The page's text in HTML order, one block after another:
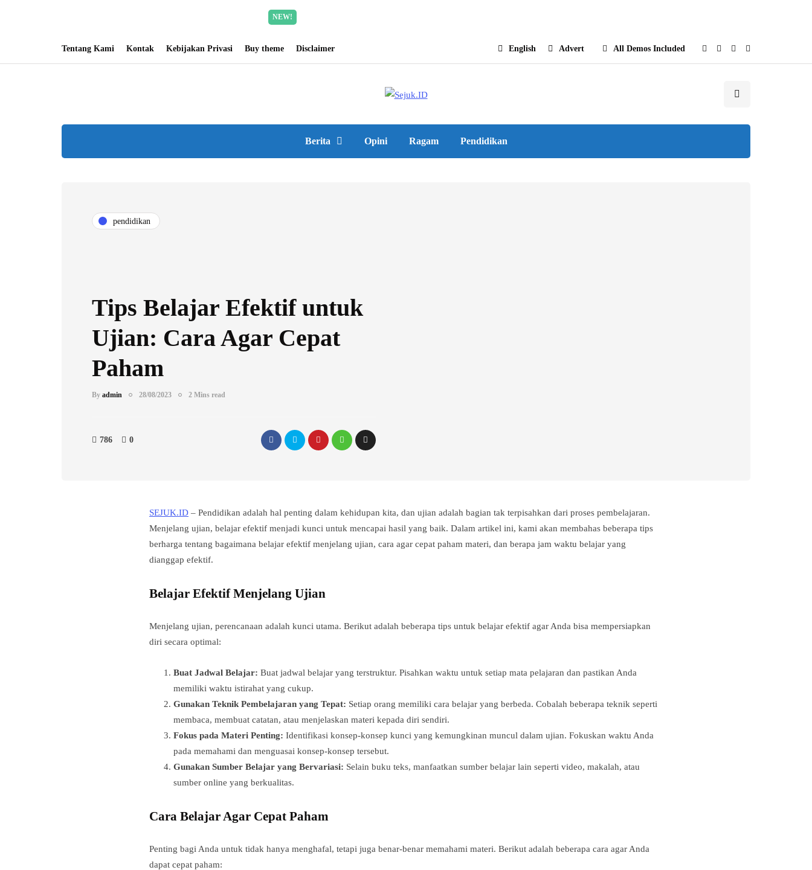
NEW!
Tentang Kami Kontak Kebijakan Privasi Buy theme Disclaimer Advert
English All Demos Included
Berita Opini Ragam Pendidikan
pendidikan
Tips Belajar Efektif untuk
Ujian: Cara Agar Cepat
Paham
By admin 28/08/2023 2 Mins read
786 0
SEJUK.ID – Pendidikan adalah hal penting dalam kehidupan kita, dan ujian adalah bagian tak terpisahkan dari proses pembelajaran.
Menjelang ujian, belajar efektif menjadi kunci untuk mencapai hasil yang baik. Dalam artikel ini, kami akan membahas beberapa tips
berharga tentang bagaimana belajar efektif menjelang ujian, cara agar cepat paham materi, dan berapa jam waktu belajar yang
dianggap efektif.
Belajar Efektif Menjelang Ujian
Menjelang ujian, perencanaan adalah kunci utama. Berikut adalah beberapa tips untuk belajar efektif agar Anda bisa mempersiapkan
diri secara optimal:
Buat Jadwal Belajar: Buat jadwal belajar yang terstruktur. Pisahkan waktu untuk setiap mata pelajaran dan pastikan Anda
memiliki waktu istirahat yang cukup.
Gunakan Teknik Pembelajaran yang Tepat: Setiap orang memiliki cara belajar yang berbeda. Cobalah beberapa teknik seperti
membaca, membuat catatan, atau menjelaskan materi kepada diri sendiri.
Fokus pada Materi Penting: Identifikasi konsep-konsep kunci yang kemungkinan muncul dalam ujian. Fokuskan waktu Anda
pada memahami dan menguasai konsep-konsep tersebut.
Gunakan Sumber Belajar yang Bervariasi: Selain buku teks, manfaatkan sumber belajar lain seperti video, makalah, atau
sumber online yang berkualitas.
Cara Belajar Agar Cepat Paham
Penting bagi Anda untuk tidak hanya menghafal, tetapi juga benar-benar memahami materi. Berikut adalah beberapa cara agar Anda
dapat cepat paham: